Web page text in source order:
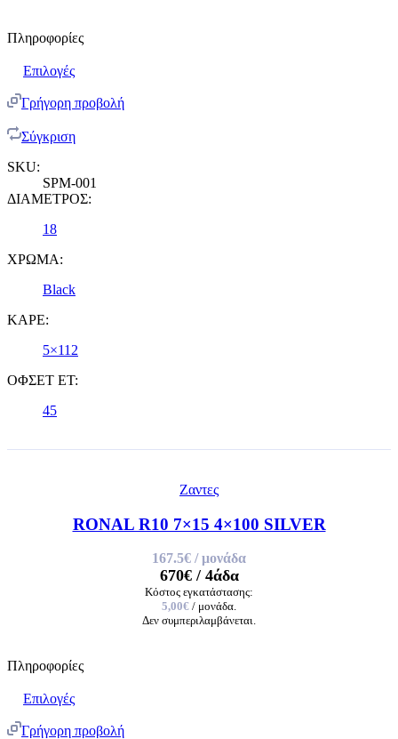
Πληροφορίες
Επιλογές
Γρήγορη προβολή
Σύγκριση
SKU:
SPM-001
ΔΙΑΜΕΤΡΟΣ:
18
ΧΡΩΜΑ:
Black
ΚΑΡΕ:
5×112
ΟΦΣΕΤ ET:
45
Ζαντες
RONAL R10 7×15 4×100 SILVER
167.5€ / μονάδα
670€/ 4άδα
Κόστος εγκατάστασης:
5,00€ / μονάδα.
Δεν συμπεριλαμβάνεται.
Πληροφορίες
Επιλογές
Γρήγορη προβολή